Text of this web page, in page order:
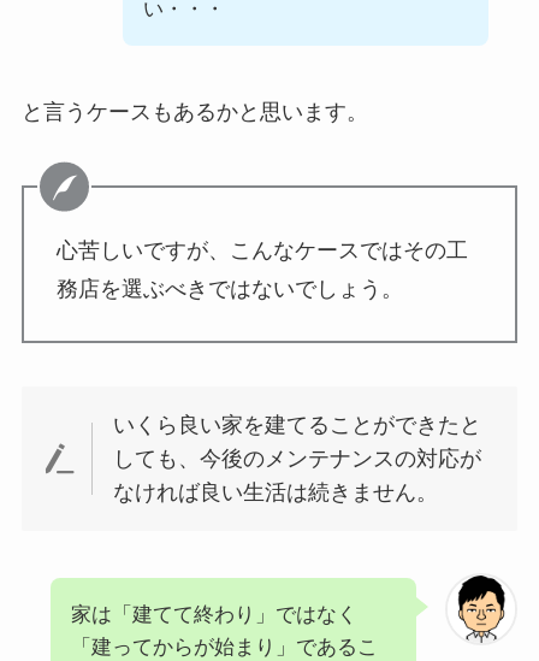
い・・・
と言うケースもあるかと思います。
心苦しいですが、こんなケースではその工
務店を選ぶべきではないでしょう。
いくら良い家を建てることができたと
しても、今後のメンテナンスの対応が
なければ良い生活は続きません。
家は「建てて終わり」ではなく
「建ってからが始まり」であるこ